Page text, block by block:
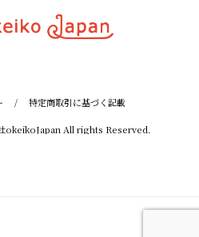
/ 特定商取引に基づく記載
okeikoJapan All rights Reserved.